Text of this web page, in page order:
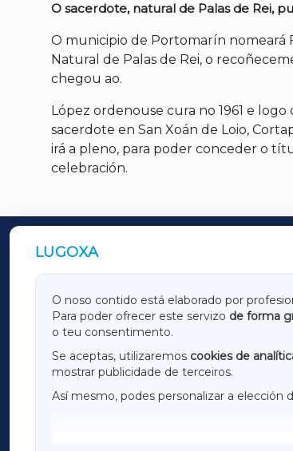
O sacerdote, natural de Palas de Rei,
O municipio de Portomarín nomeará
Natural de Palas de Rei, o
chegou ao.
López ordenouse cura no 1961 e
sacerdote en San Xoán de Loio,
irá a pleno, para poder conceder o
celebración.
LUGOXA
O noso contido está elaborado por
Para poder ofrecer este servizo de forma
o teu consentimento.
Se aceptas, utilizaremos cookies de
mostrar publicidade de terceiros.
Así mesmo, podes personalizar a elección
OUTROS PERIÓDICOS
GALICIAXA
AMARIÑAXA
OURENSEXA